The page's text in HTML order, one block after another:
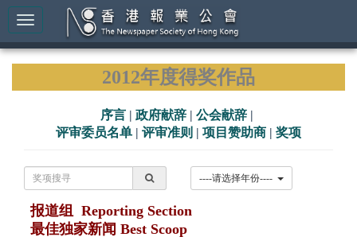
2012年度得奖作品
序言 | 政府献辞 | 公会献辞 |
评审委员名单 | 评审准则 | 项目赞助商 | 奖项
报道组 Reporting Section
最佳独家新闻 Best Scoop